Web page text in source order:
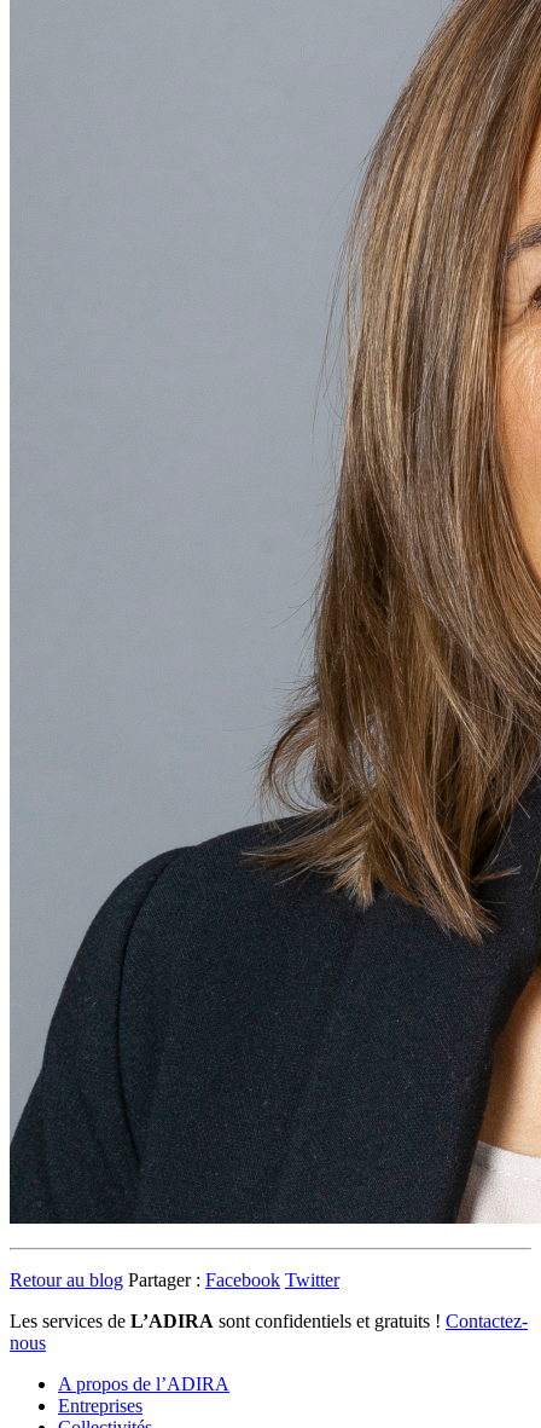
Retour au blog Partager : Facebook Twitter
Les services de L’ADIRA sont confidentiels et gratuits ! Contactez-
nous
A propos de l’ADIRA
Entreprises